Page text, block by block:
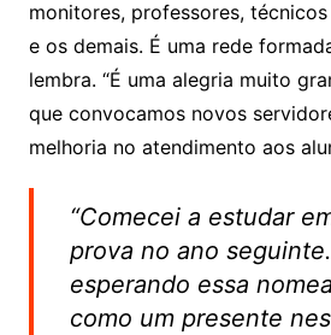
monitores, professores,
e os demais. É uma rede
lembra. “É uma alegria muito
que convocamos novos
melhoria no atendimento aos
“Comecei a estudar
prova no ano
esperando essa
como um presente